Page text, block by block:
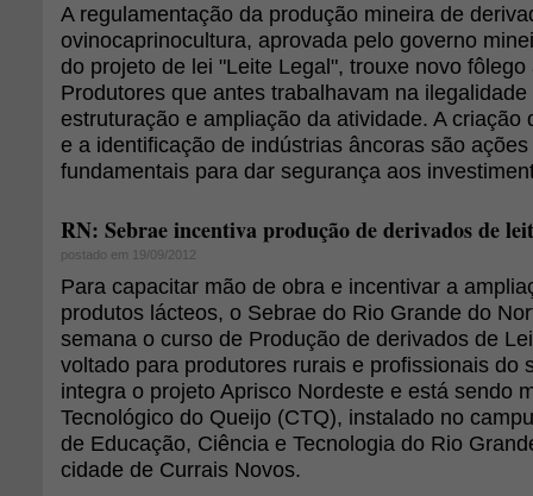
A regulamentação da produção mineira de
ovinocaprinocultura, aprovada pelo governo
do projeto de lei "Leite Legal", trouxe novo fôlego
Produtores que antes trabalhavam na
estruturação e ampliação da atividade. A criação
e a identificação de indústrias âncoras são
fundamentais para dar segurança aos
RN: Sebrae incentiva produção de derivados de
postado em 19/09/2012
Para capacitar mão de obra e incentivar a
produtos lácteos, o Sebrae do Rio Grande do
semana o curso de Produção de derivados de
voltado para produtores rurais e profissionais do
integra o projeto Aprisco Nordeste e está sendo
Tecnológico do Queijo (CTQ), instalado no
de Educação, Ciência e Tecnologia do Rio
cidade de Currais Novos.